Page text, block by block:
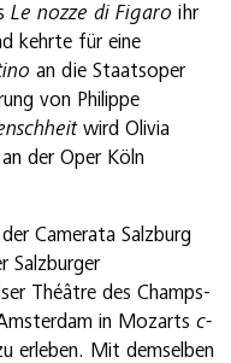
Le nozze di Figaro ihr
kehrte für eine
an die Staatsoper
von Philippe
wird Olivia
der Oper Köln
Camerata Salzburg
Salzburger
Théâtre des Champs-
in Mozarts c-
erleben. Mit demselben